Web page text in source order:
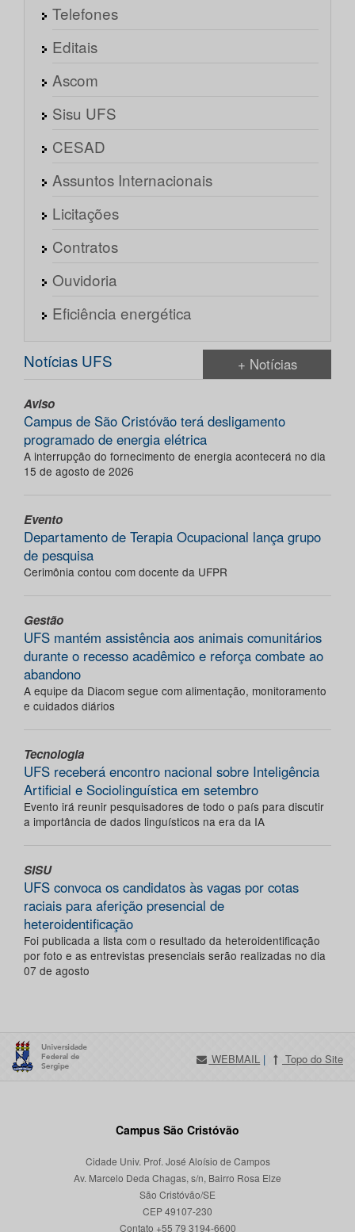
Telefones
Editais
Ascom
Sisu UFS
CESAD
Assuntos Internacionais
Licitações
Contratos
Ouvidoria
Eficiência energética
Notícias UFS + Notícias
Aviso
Campus de São Cristóvão terá desligamento
programado de energia elétrica
A interrupção do fornecimento de energia acontecerá no dia
15 de agosto de 2026
Evento
Departamento de Terapia Ocupacional lança grupo
de pesquisa
Cerimônia contou com docente da UFPR
Gestão
UFS mantém assistência aos animais comunitários
durante o recesso acadêmico e reforça combate ao
abandono
A equipe da Diacom segue com alimentação, monitoramento
e cuidados diários
Tecnologia
UFS receberá encontro nacional sobre Inteligência
Artificial e Sociolinguística em setembro
Evento irá reunir pesquisadores de todo o país para discutir
a importância de dados linguísticos na era da IA
SISU
UFS convoca os candidatos às vagas por cotas
raciais para aferição presencial de
heteroidentificação
Foi publicada a lista com o resultado da heteroidentificação
por foto e as entrevistas presenciais serão realizadas no dia
07 de agosto
WEBMAIL | Topo do Site
Campus São Cristóvão
Cidade Univ. Prof. José Aloísio de Campos
Av. Marcelo Deda Chagas, s/n, Bairro Rosa Elze
São Cristóvão/SE
CEP 49107-230